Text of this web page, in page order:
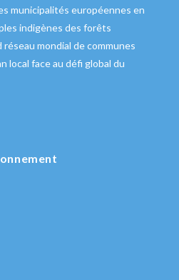
municipalités européennes en
indigènes des forêts
mondial de communes
local face au défi global du